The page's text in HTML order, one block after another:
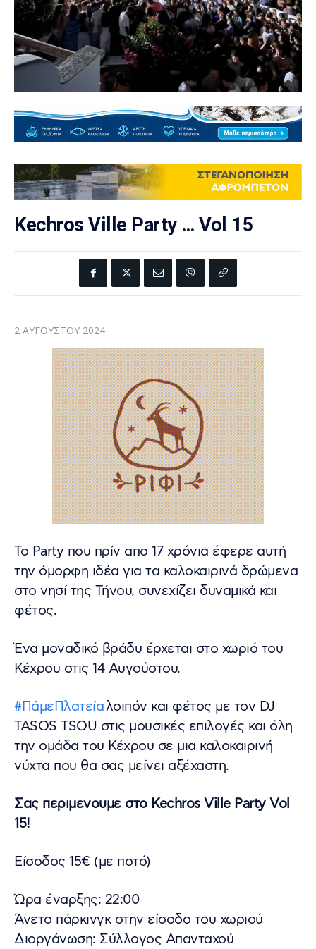
Kechros Ville Party … Vol 15
2 ΑΥΓΟΎΣΤΟΥ 2024
Το Party που πρίν απο 17 χρόνια έφερε αυτή
την όμορφη ιδέα για τα καλοκαιρινά δρώμενα
στο νησί της Τήνου, συνεχίζει δυναμικά και
φέτος.
Ένα μοναδικό βράδυ έρχεται στο χωριό του
Κέχρου στις 14 Αυγούστου.
#ΠάμεΠλατείαλοιπόν και φέτος με τον DJ
TASOS TSOU στις μουσικές επιλογές και όλη
την ομάδα του Κέχρου σε μια καλοκαιρινή
νύχτα που θα σας μείνει αξέχαστη.
Σας περιμενουμε στο Kechros Ville Party Vol
15!
Είσοδος 15€ (με ποτό)
Ώρα έναρξης: 22:00
Άνετο πάρκινγκ στην είσοδο του χωριού
Διοργάνωση: Σύλλογος Aπανταχού